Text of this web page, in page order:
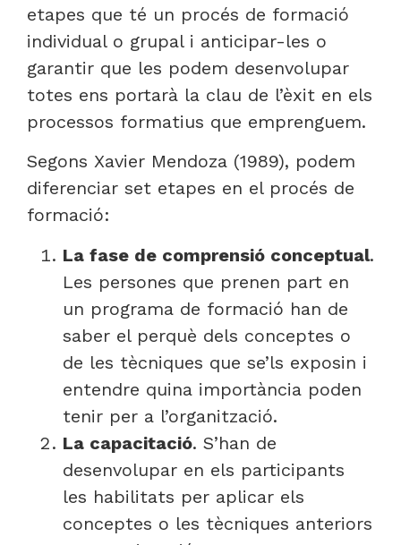
etapes que té un procés de formació
individual o grupal i anticipar-les o
garantir que les podem desenvolupar
totes ens portarà la clau de l’èxit en els
processos formatius que emprenguem.
Segons Xavier Mendoza (1989), podem
diferenciar set etapes en el procés de
formació:
La fase de comprensió conceptual.
Les persones que prenen part en
un programa de formació han de
saber el perquè dels conceptes o
de les tècniques que se’ls exposin i
entendre quina importància poden
tenir per a l’organització.
La capacitació. S’han de
desenvolupar en els participants
les habilitats per aplicar els
conceptes o les tècniques anteriors